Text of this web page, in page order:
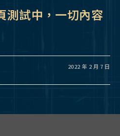
測試中，一切內容
2022 年 2 月 7 日